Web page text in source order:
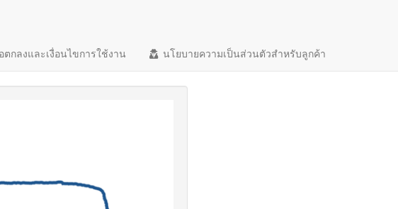
ตกลงและเงื่อนไขการใช้งาน นโยบายความเป็นส่วนตัวสำหรับลูกค้า